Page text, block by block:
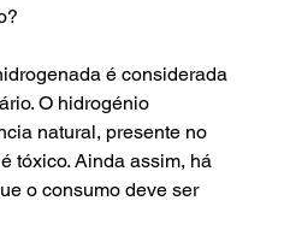
é considerada
O hidrogénio
natural, presente no
tóxico. Ainda assim, há
o consumo deve ser